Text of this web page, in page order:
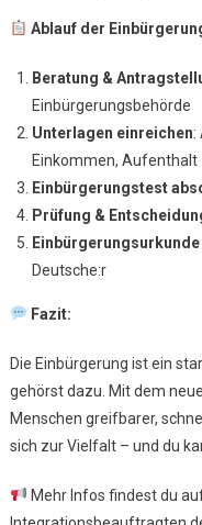
Ablauf der
Beratung &
Einbürgerungsbehörde
Unterlagen einreichen:
Einkommen, Aufenthalt
Einbürgerungstest
Prüfung &
Einbürgerungsurkunde
Deutsche:r
Fazit:
Die Einbürgerung ist ein
gehörst dazu. Mit dem
Menschen greifbarer,
sich zur Vielfalt – und du
Mehr Infos findest du